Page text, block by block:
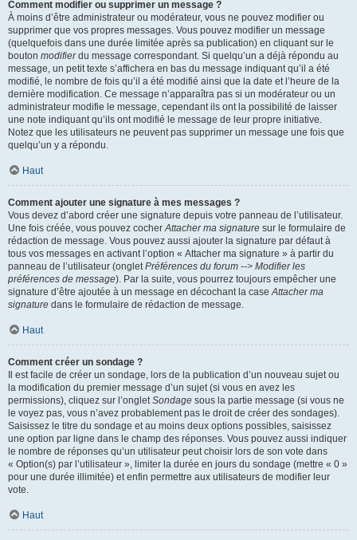
Comment modifier ou supprimer un message ?
À moins d’être administrateur ou modérateur, vous ne pouvez modifier ou
supprimer que vos propres messages. Vous pouvez modifier un message
(quelquefois dans une durée limitée après sa publication) en cliquant sur le
bouton modifierdu message correspondant. Si quelqu’un a déjà répondu au
message, un petit texte s’affichera en bas du message indiquant qu’il a été
modifié, le nombre de fois qu’il a été modifié ainsi que la date et l’heure de la
dernière modification. Ce message n’apparaîtra pas si un modérateur ou un
administrateur modifie le message, cependant ils ont la possibilité de laisser
une note indiquant qu’ils ont modifié le message de leur propre initiative.
Notez que les utilisateurs ne peuvent pas supprimer un message une fois que
quelqu’un y a répondu.
Haut
Comment ajouter une signature à mes messages ?
Vous devez d’abord créer une signature depuis votre panneau de l’utilisateur.
Une fois créée, vous pouvez cocherAttacher ma signature sur le formulaire de
rédaction de message. Vous pouvez aussi ajouter la signature par défaut à
tous vos messages en activant l’option « Attacher ma signature » à partir du
panneau de l’utilisateur (ongletPréférences du forum --> Modifier les
préférences de message). Par la suite, vous pourrez toujours empêcher une
signature d’être ajoutée à un message en décochant la caseAttacher ma
signature dans le formulaire de rédaction de message.
Haut
Comment créer un sondage ?
Il est facile de créer un sondage, lors de la publication d’un nouveau sujet ou
la modification du premier message d’un sujet (si vous en avez les
permissions), cliquez sur l’ongletSondage sous la partie message (si vous ne
le voyez pas, vous n’avez probablement pas le droit de créer des sondages).
Saisissez le titre du sondage et au moins deux options possibles, saisissez
une option par ligne dans le champ des réponses. Vous pouvez aussi indiquer
le nombre de réponses qu’un utilisateur peut choisir lors de son vote dans
« Option(s) par l’utilisateur », limiter la durée en jours du sondage (mettre « 0 »
pour une durée illimitée) et enfin permettre aux utilisateurs de modifier leur
vote.
Haut